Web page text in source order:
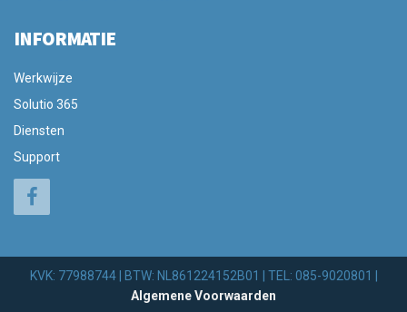
INFORMATIE
Werkwijze
Solutio 365
Diensten
Support
KVK: 77988744 | BTW: NL861224152B01 | TEL: 085-9020801 |
Algemene Voorwaarden